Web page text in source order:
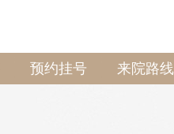
预约挂号 来院路线